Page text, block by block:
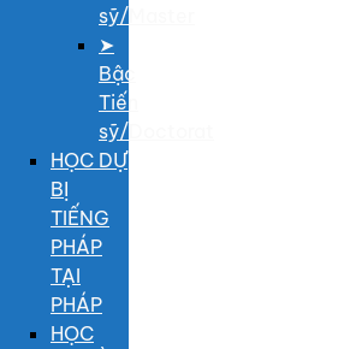
sỹ/Master
➤
Bậc
Tiến
sỹ/Doctorat
HỌC DỰ
BỊ
TIẾNG
PHÁP
TẠI
PHÁP
HỌC